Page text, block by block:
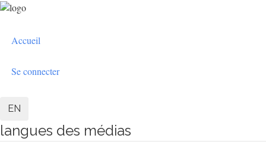
Aller
principal
User
menu
Accueil
Se connecter
EN
langues des médias